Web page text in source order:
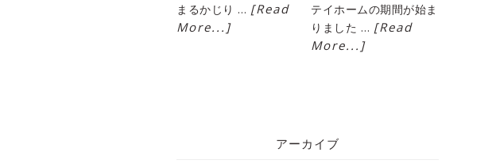
まるかじり … [Read
More...]
テイホームの期間が始ま
りました … [Read
More...]
アーカイブ